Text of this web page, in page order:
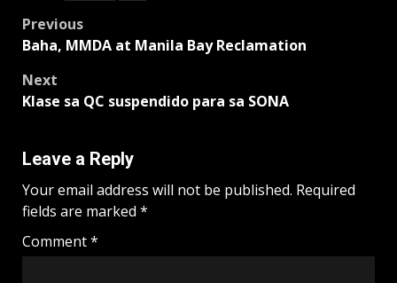
Post
Previous
Baha, MMDA at Manila Bay Reclamation
Next
Klase sa QC suspendido para sa SONA
Leave a Reply
Your email address will not be published. Required
fields are marked *
Comment*